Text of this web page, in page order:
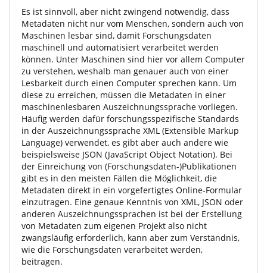
Es ist sinnvoll, aber nicht zwingend notwendig, dass
Metadaten nicht nur vom Menschen, sondern auch von
Maschinen lesbar sind, damit Forschungsdaten
maschinell und automatisiert verarbeitet werden
können. Unter Maschinen sind hier vor allem Computer
zu verstehen, weshalb man genauer auch von einer
Lesbarkeit durch einen Computer sprechen kann. Um
diese zu erreichen, müssen die Metadaten in einer
maschinenlesbaren Auszeichnungssprache vorliegen.
Häufig werden dafür forschungsspezifische Standards
in der Auszeichnungssprache XML (Extensible Markup
Language) verwendet, es gibt aber auch andere wie
beispielsweise JSON (JavaScript Object Notation). Bei
der Einreichung von (Forschungsdaten-)Publikationen
gibt es in den meisten Fällen die Möglichkeit, die
Metadaten direkt in ein vorgefertigtes Online-Formular
einzutragen. Eine genaue Kenntnis von XML, JSON oder
anderen Auszeichnungssprachen ist bei der Erstellung
von Metadaten zum eigenen Projekt also nicht
zwangsläufig erforderlich, kann aber zum Verständnis,
wie die Forschungsdaten verarbeitet werden,
beitragen.